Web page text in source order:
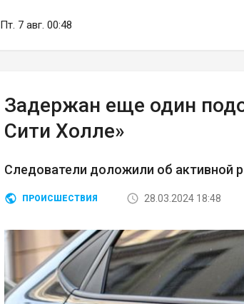
Пт. 7 авг. 00:48
Задержан еще один
Сити Холле»
Следователи доложили об активной
ПРОИСШЕСТВИЯ 28.03.2024 18:48